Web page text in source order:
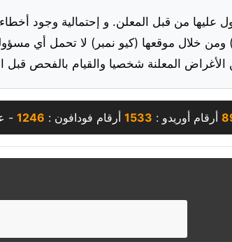
عليها من قبل المعلن. و إحتمالية وجود
ومن خلال موقعها (كيو نمبر) لا تحمل أي
أرقام أوريدو : 1533 أرقام فودافون : 1246
-